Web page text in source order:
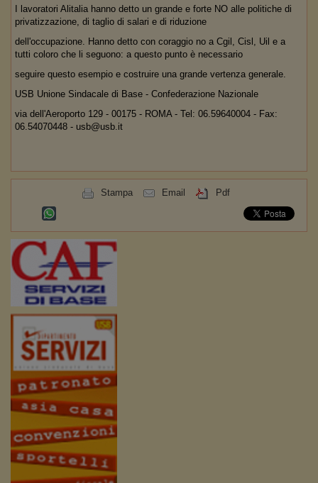
I lavoratori Alitalia hanno detto un grande e forte NO alle politiche di
privatizzazione, di taglio di salari e di riduzione
dell'occupazione. Hanno detto con coraggio no a Cgil, Cisl, Uil e a
tutti coloro che li seguono: a questo punto è necessario
seguire questo esempio e costruire una grande vertenza generale.
USB Unione Sindacale di Base - Confederazione Nazionale
via dell'Aeroporto 129 - 00175 - ROMA - Tel: 06.59640004 - Fax:
06.54070448 - usb@usb.it
Stampa Email Pdf